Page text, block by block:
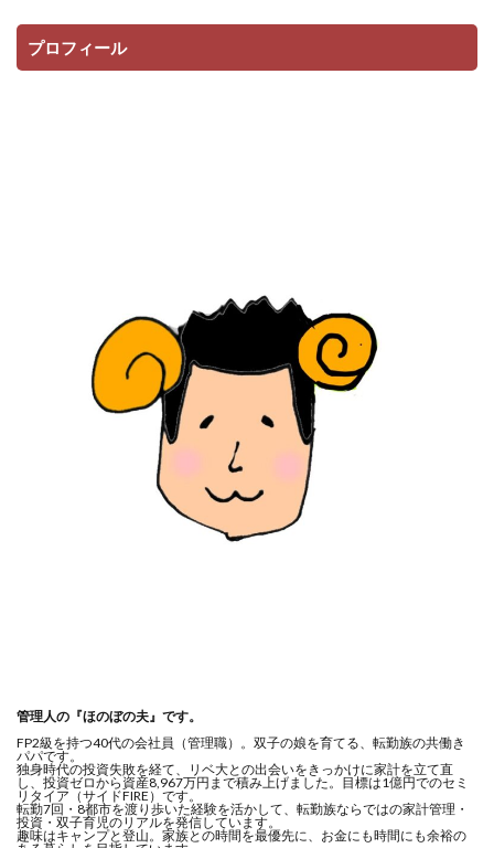
プロフィール
管理人の『ほのぼの夫』です。
FP2級を持つ40代の会社員（管理職）。双子の娘を育てる、転勤族の共働き
パパです。
独身時代の投資失敗を経て、リベ大との出会いをきっかけに家計を立て直
し、投資ゼロから資産8,967万円まで積み上げました。目標は1億円でのセミ
リタイア（サイドFIRE）です。
転勤7回・8都市を渡り歩いた経験を活かして、転勤族ならではの家計管理・
投資・双子育児のリアルを発信しています。
趣味はキャンプと登山。家族との時間を最優先に、お金にも時間にも余裕の